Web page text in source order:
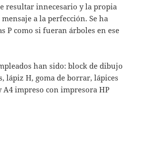
resultar innecesario y la propia
a la perfección. Se ha
P como si fueran árboles en ese
han sido: block de dibujo
lápiz H, goma de borrar, lápices
A4 impreso con impresora HP